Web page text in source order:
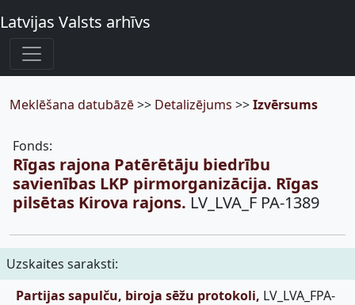
Latvijas Valsts arhīvs
Meklēšana datubāzē>> Detalizējums >>Izvērsums
Fonds:
Rīgas rajona Patērētāju biedrību
savienības LKP pirmorganizācija. Rīgas
pilsētas Kirova rajons. LV_LVA_F PA-1389
Uzskaites saraksti:
Partijas sapulču, biroja sēžu protokoli, LV_LVA_FPA-